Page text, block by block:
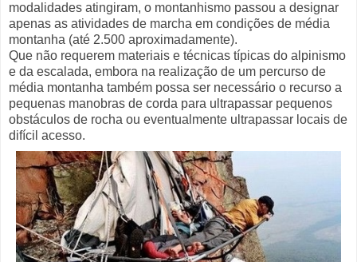
modalidades atingiram, o montanhismo passou a designar
apenas as atividades de marcha em condições de média
montanha (até 2.500 aproximadamente).
Que não requerem materiais e técnicas típicas do alpinismo
e da escalada, embora na realização de um percurso de
média montanha também possa ser necessário o recurso a
pequenas manobras de corda para ultrapassar pequenos
obstáculos de rocha ou eventualmente ultrapassar locais de
difícil acesso.